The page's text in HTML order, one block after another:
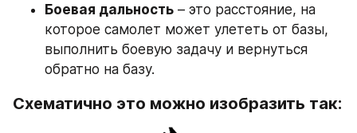
Боевая дальность – это расстояние, на
которое самолет может улететь от базы,
выполнить боевую задачу и вернуться
обратно на базу.
Схематично это можно изобразить так: